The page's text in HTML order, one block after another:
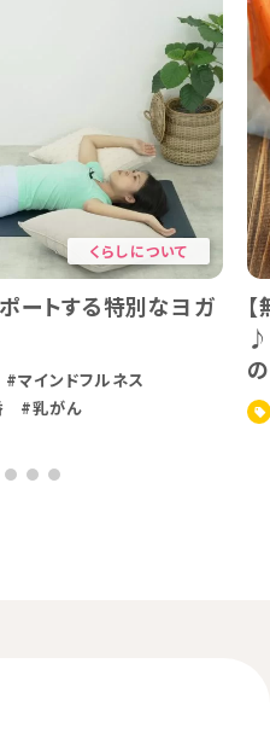
くらしについて
ートする特別なヨガ
#マインドフルネス
#乳がん